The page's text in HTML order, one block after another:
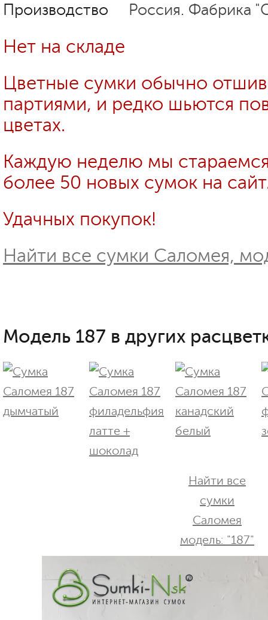
Производство
Россия. Фабрика
Нет на складе
Цветные сумки обычно
партиями, и редко шьются
цветах.
Каждую неделю мы
более 50 новых сумок на
Удачных покупок!
Найти все сумки Саломея,
Модель 187 в других
Найти все
сумки
Саломея
модель: "187"